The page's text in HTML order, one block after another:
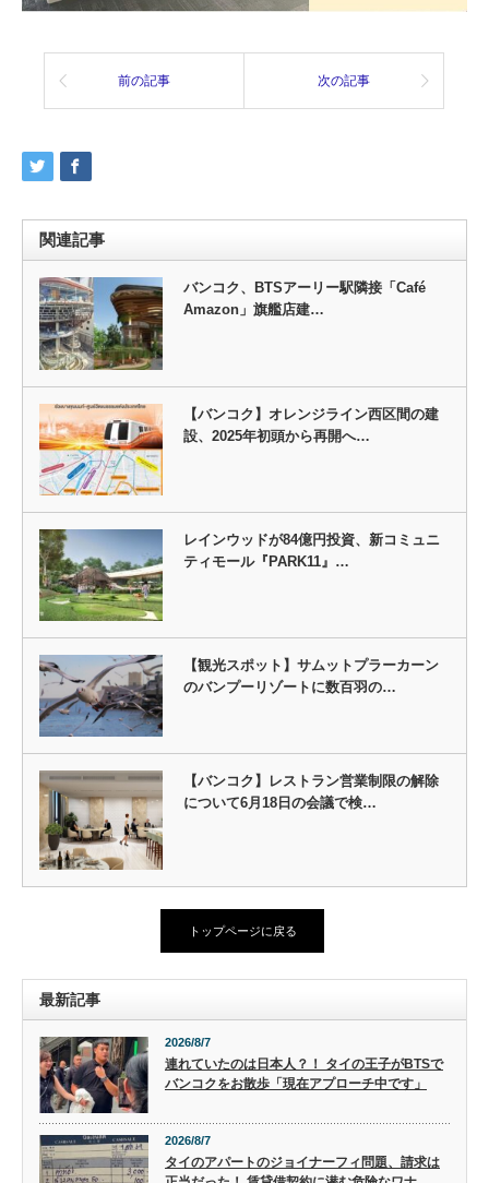
前の記事 次の記事
関連記事
バンコク、BTSアーリー駅隣接「Café
Amazon」旗艦店建…
【バンコク】オレンジライン西区間の建
設、2025年初頭から再開へ…
レインウッドが84億円投資、新コミュニ
ティモール『PARK11』…
【観光スポット】サムットプラーカーン
のバンプーリゾートに数百羽の…
【バンコク】レストラン営業制限の解除
について6月18日の会議で検…
トップページに戻る
最新記事
2026/8/7
連れていたのは日本人？！ タイの王子がBTSで
バンコクをお散歩「現在アプローチ中です」
2026/8/7
タイのアパートのジョイナーフィ問題、請求は